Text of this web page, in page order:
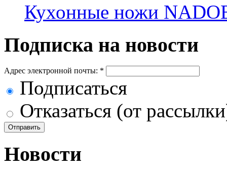
Кухонные ножи
Подписка на новости
Адрес электронной почты: *
Подписаться
Отказаться (от
Новости